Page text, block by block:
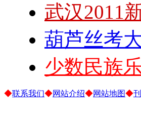
武汉2011
葫芦丝考
少数民族
◆联系我们◆网站介绍◆网站地图◆